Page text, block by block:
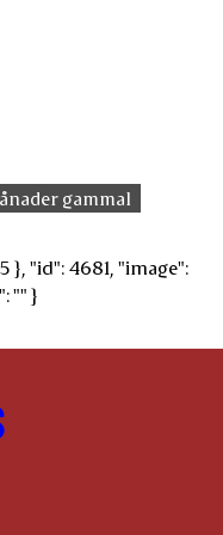
gammal
}, "id": 4681, "image":
"" }